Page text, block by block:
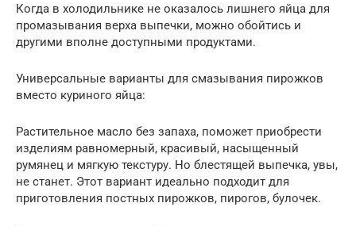
Когда в холодильнике не оказалось лишнего яйца для
промазывания верха выпечки, можно обойтись и
другими вполне доступными продуктами.
Универсальные варианты для смазывания пирожков
вместо куриного яйца:
Растительное масло без запаха, поможет приобрести
изделиям равномерный, красивый, насыщенный
румянец и мягкую текстуру. Но блестящей выпечка, увы,
не станет. Этот вариант идеально подходит для
приготовления постных пирожков, пирогов, булочек.